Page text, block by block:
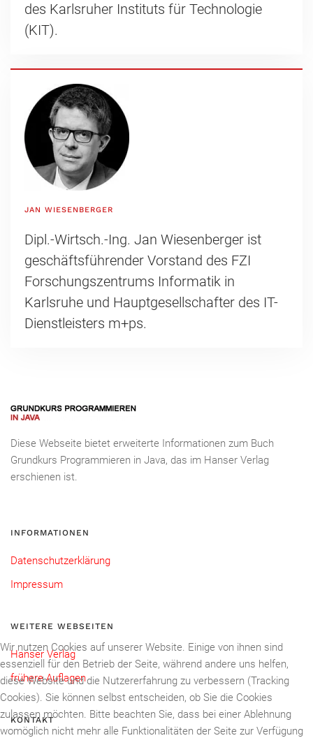
des Karlsruher Instituts für Technologie
(KIT).
JAN WIESENBERGER
Dipl.-Wirtsch.-Ing. Jan Wiesenberger ist
geschäftsführender Vorstand des FZI
Forschungszentrums Informatik in
Karlsruhe und Hauptgesellschafter des IT-
Dienstleisters m+ps.
Diese Webseite bietet erweiterte Informationen zum Buch
Grundkurs Programmieren in Java, das im Hanser Verlag
erschienen ist.
INFORMATIONEN
Datenschutzerklärung
Impressum
WEITERE WEBSEITEN
Hanser Verlag
frühere Auflagen
KONTAKT
Wir nutzen Cookies auf unserer Website. Einige von ihnen sind
essenziell für den Betrieb der Seite, während andere uns helfen,
diese Website und die Nutzererfahrung zu verbessern (Tracking
Cookies). Sie können selbst entscheiden, ob Sie die Cookies
zulassen möchten. Bitte beachten Sie, dass bei einer Ablehnung
womöglich nicht mehr alle Funktionalitäten der Seite zur Verfügung